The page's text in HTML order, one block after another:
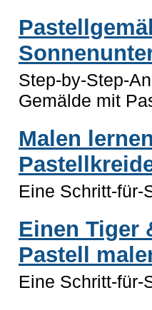
Step-by-Step-
Gemälde mit
Malen
Eine Schritt-für-
Einen Tiger
Pastell
Eine Schritt-für-